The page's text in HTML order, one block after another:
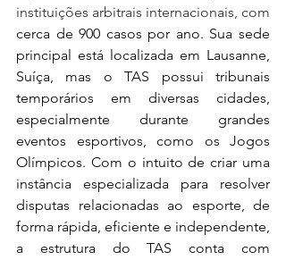
cerca de 900 casos por ano. Sua sede
principal está localizada em Lausanne,
Suíça, mas o TAS possui tribunais
temporários em diversas cidades,
especialmente durante grandes
eventos esportivos, como os Jogos
Olímpicos. Com o intuito de criar uma
instância especializada para resolver
disputas relacionadas ao esporte, de
forma rápida, eficiente e independente,
a estrutura do TAS conta com